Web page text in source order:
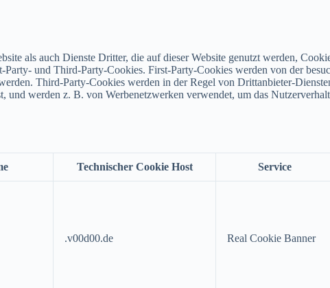
als auch Dienste Dritter, die auf dieser Website genutzt werden,
und Third-Party-Cookies. First-Party-Cookies werden von der
Third-Party-Cookies werden in der Regel von Drittanbieter-
und werden z. B. von Werbenetzwerken verwendet, um das
Technischer Cookie Host Service
.v00d00.de Real Cookie Banner